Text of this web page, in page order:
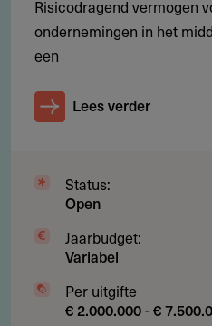
investeerders
Aanvragen
regeling/
Deel je kennis/ervaring
Risicodragend vermogen
ondernemingen in het
een
Lees verder
Status:
Open
Jaarbudget:
Variabel
Per uitgifte
€ 2.000.000 - €